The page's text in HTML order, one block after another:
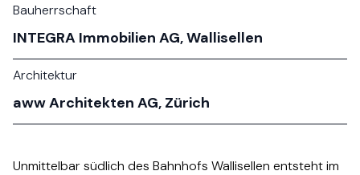
Bauherrschaft
INTEGRA Immobilien AG, Wallisellen​​​​‌ ‍ ​‍​‍‌‍ ‌ ​‍‌‍‍‌‌‍‌ ‌‍‍‌‌‍ ‍​‍​‍​ ‍‍​‍​‍‌ ​ ‌‍​‌‌‍ ‍‌‍‍‌‌ ‌​‌ ‍‌​‍ ‍‌‍‍‌‌‍ ​‍​‍​‍ ​​‍​‍‌‍‍​‌ ​‍‌‍‌‌‌‍‌‍​‍​‍​ ‍‍​‍​‍‌‍‍​‌ ‌​‌ ‌​‌ ​​​ ‍‍​‍ ​‍ ‌‍ ​‌‍ ‌‍​ ‌‍​‌‌‍ ​‌‍‍​‌‍ ‌ ​ ‌ ‌​​ ‍‍​ ​ ​ ​ ​ ​ ​ ​ ​‍ ‌‍‍‌‌‍ ‍‌ ‌​‌‍‌‌‌‍ ‍‌ ‌​​‍ ‌‍‌‌‌‍‌​‌‍‍‌‌ ‌​​‍ ‌‍ ‌‌‍ ‌‍‌​‌‍‌‌​ ‌‌ ​​‌ ​‍‌‍‌‌‌ ​ ‌‍‌‌‌‍ ‍‌ ‌​‌‍​‌‌ ‌​‌‍‍‌‌‍ ‌‍ ‍​ ‍ ‌‍‍‌‌‍‌​​ ‌​ ​‌‌‍‌‍‌‍​‍​ ‌‍‌‍​‌‌‍‌‍​ ‌‌‌‍‌‍​‍ ‌​ ‌‍​ ‌‌​ ‌‍​ ‌ ​‍ ‌​ ‌​‌‍‌​​ ​‍‌‍​‍​‍ ‌​ ‍‌​ ​‌​ ​​​ ​​​‍ ‌​ ‌‍‌‍‌‍​ ​‍​ ​​‌‍‌‍​ ​​​ ‍​​ ‍‌​ ​‌‌‍‌‍​ ​ ‌‍​ ​ ‍ ‌ ‌​‌ ‍‌‌ ​​‌‍‌‌​ ‌‌ ​​‌ ​‍‌‍ ‌‍‍‍‌‍‌‌‌‍​ ‌ ‌​​ ‍ ‌ ​​‌‍​‌‌ ‌​‌‍‍​​ ‌‌‍​‍‌ ‌‌‌‍‍‌‌‍ ​‌‍‌​‌‍‌‌‌ ​‍​‍‌‌​ ‌‌‌​​‍‌‌ ‌‍‍ ‌‍‌‌‌ ‍‌​‍‌‌​ ​ ‌​‌​​‍‌‌​ ​ ‌​‌​​‍‌‌​ ​‍​ ​‍‌‍‌​‌‍‌‌​‍‌‌​ ​‍​ ​‍​‍‌‌​ ‌‌‌​‌​​‍ ‍‌ ‌‍‌‍​‌‌‍ ​‌ ‌‌‌‍‌‌​ ‌‍​‍‌‍​‌‌ ​ ‌‍‌‌‌‌‌‌‌ ​‍‌‍ ​​ ‌‌‍‍​‌ ‌​‌ ‌​‌ ​​​‍‌‌​ ​ ‌​​‌​‍‌‌​ ​‍‌​‌‍​‍‌‌​ ​‍‌​‌‍‌‍ ​‌‍ ‌‍​ ‌‍​‌‌‍ ​‌‍‍​‌‍ ‌ ​ ‌ ‌​​‍‌‌​ ​ ‌​​‌​ ​ ​ ​ ​ ​ ​ ​ ​‍‌‍‌‍‍‌‌‍‌​​ ‌​ ​‌‌‍‌‍‌‍​‍​ ‌‍‌‍​‌‌‍‌‍​ ‌‌‌‍‌‍​‍ ‌​ ‌‍​ ‌‌​ ‌‍​ ‌ ​‍ ‌​ ‌​‌‍‌​​ ​‍‌‍​‍​‍ ‌​ ‍‌​ ​‌​ ​​​ ​​​‍ ‌​ ‌‍‌‍‌‍​ ​‍​ ​​‌‍‌‍​ ​​​ ‍​​ ‍‌​ ​‌‌‍‌‍​ ​ ‌‍​ ​‍‌‍‌ ‌​‌ ‍‌‌ ​​‌‍‌‌​ ‌‌ ​​‌ ​‍‌‍ ‌‍‍‍‌‍‌‌‌‍​ ‌ ‌​​‍‌‍‌ ​​‌‍​‌‌ ‌​‌‍‍​​ ‌‌‍​‍‌ ‌‌‌‍‍‌‌‍ ​‌‍‌​‌‍‌‌‌ ​‍​‍‌‌​ ‌‌‌​​‍‌‌ ‌‍‍ ‌‍‌‌‌ ‍‌​‍‌‌​ ​ ‌​‌​​‍‌‌​ ​ ‌​‌​​‍‌‌​ ​‍​ ​‍‌‍‌​‌‍‌‌​‍‌‌​ ​‍​ ​‍​‍‌‌​ ‌‌‌​‌​​‍ ‍‌ ‌‍‌‍​‌‌‍ ​‌ ‌‌‌‍‌‌​‍‌‍‌ ​​‌‍‌‌‌ ​‍‌ ​ ‌ ​​‌‍‌‌‌‍​ ‌ ‌​‌‍‍‌‌ ‌‍‌‍‌‌​ ‌‌ ​​‌ ‌‌‌‍​‍‌‍ ​‌‍‍‌‌ ​ ‌‍‍​‌‍‌‌‌‍‌​​‍​‍‌ ‌
Architektur
aww Architekten AG, Zürich​​​​‌ ‍ ​‍​‍‌‍ ‌ ​‍‌‍‍‌‌‍‌ ‌‍‍‌‌‍ ‍​‍​‍​ ‍‍​‍​‍‌ ​ ‌‍​‌‌‍ ‍‌‍‍‌‌ ‌​‌ ‍‌​‍ ‍‌‍‍‌‌‍ ​‍​‍​‍ ​​‍​‍‌‍‍​‌ ​‍‌‍‌‌‌‍‌‍​‍​‍​ ‍‍​‍​‍‌‍‍​‌ ‌​‌ ‌​‌ ​​​ ‍‍​‍ ​‍ ‌‍ ​‌‍ ‌‍​ ‌‍​‌‌‍ ​‌‍‍​‌‍ ‌ ​ ‌ ‌​​ ‍‍​ ​ ​ ​ ​ ​ ​ ​ ​‍ ‌‍‍‌‌‍ ‍‌ ‌​‌‍‌‌‌‍ ‍‌ ‌​​‍ ‌‍‌‌‌‍‌​‌‍‍‌‌ ‌​​‍ ‌‍ ‌‌‍ ‌‍‌​‌‍‌‌​ ‌‌ ​​‌ ​‍‌‍‌‌‌ ​ ‌‍‌‌‌‍ ‍‌ ‌​‌‍​‌‌ ‌​‌‍‍‌‌‍ ‌‍ ‍​ ‍ ‌‍‍‌‌‍‌​​ ‌​ ​‌‌‍‌‍‌‍​‍​ ‌‍‌‍​‌‌‍‌‍​ ‌‌‌‍‌‍​‍ ‌​ ‌‍​ ‌‌​ ‌‍​ ‌ ​‍ ‌​ ‌​‌‍‌​​ ​‍‌‍​‍​‍ ‌​ ‍‌​ ​‌​ ​​​ ​​​‍ ‌​ ‌‍‌‍‌‍​ ​‍​ ​​‌‍‌‍​ ​​​ ‍​​ ‍‌​ ​‌‌‍‌‍​ ​ ‌‍​ ​ ‍ ‌ ‌​‌ ‍‌‌ ​​‌‍‌‌​ ‌‌ ​​‌ ​‍‌‍ ‌‍‍‍‌‍‌‌‌‍​ ‌ ‌​​ ‍ ‌ ​​‌‍​‌‌ ‌​‌‍‍​​ ‌‌‍​‌‌ ​‍‌‍​ ‌‍‍​‌‍‍‌‌ ‌​‌‍‌‌‌‍​ ‌ ‌​​‍‌‌​ ‌‌‌​​‍‌‌ ‌‍‍ ‌‍‌‌‌ ‍‌​‍‌‌​ ​ ‌​‌​​‍‌‌​ ​ ‌​‌​​‍‌‌​ ​‍​ ​‍‌‍‌​‌‍‌‌​‍‌‌​ ​‍​ ​‍​‍‌‌​ ‌‌‌​‌​​‍ ‍‌ ‌‍‌‍​‌‌‍ ​‌ ‌‌‌‍‌‌​ ‌‍​‍‌‍​‌‌ ​ ‌‍‌‌‌‌‌‌‌ ​‍‌‍ ​​ ‌‌‍‍​‌ ‌​‌ ‌​‌ ​​​‍‌‌​ ​ ‌​​‌​‍‌‌​ ​‍‌​‌‍​‍‌‌​ ​‍‌​‌‍‌‍ ​‌‍ ‌‍​ ‌‍​‌‌‍ ​‌‍‍​‌‍ ‌ ​ ‌ ‌​​‍‌‌​ ​ ‌​​‌​ ​ ​ ​ ​ ​ ​ ​ ​‍‌‍‌‍‍‌‌‍‌​​ ‌​ ​‌‌‍‌‍‌‍​‍​ ‌‍‌‍​‌‌‍‌‍​ ‌‌‌‍‌‍​‍ ‌​ ‌‍​ ‌‌​ ‌‍​ ‌ ​‍ ‌​ ‌​‌‍‌​​ ​‍‌‍​‍​‍ ‌​ ‍‌​ ​‌​ ​​​ ​​​‍ ‌​ ‌‍‌‍‌‍​ ​‍​ ​​‌‍‌‍​ ​​​ ‍​​ ‍‌​ ​‌‌‍‌‍​ ​ ‌‍​ ​‍‌‍‌ ‌​‌ ‍‌‌ ​​‌‍‌‌​ ‌‌ ​​‌ ​‍‌‍ ‌‍‍‍‌‍‌‌‌‍​ ‌ ‌​​‍‌‍‌ ​​‌‍​‌‌ ‌​‌‍‍​​ ‌‌‍​‌‌ ​‍‌‍​ ‌‍‍​‌‍‍‌‌ ‌​‌‍‌‌‌‍​ ‌ ‌​​‍‌‌​ ‌‌‌​​‍‌‌ ‌‍‍ ‌‍‌‌‌ ‍‌​‍‌‌​ ​ ‌​‌​​‍‌‌​ ​ ‌​‌​​‍‌‌​ ​‍​ ​‍‌‍‌​‌‍‌‌​‍‌‌​ ​‍​ ​‍​‍‌‌​ ‌‌‌​‌​​‍ ‍‌ ‌‍‌‍​‌‌‍ ​‌ ‌‌‌‍‌‌​‍‌‍‌ ​​‌‍‌‌‌ ​‍‌ ​ ‌ ​​‌‍‌‌‌‍​ ‌ ‌​‌‍‍‌‌ ‌‍‌‍‌‌​ ‌‌ ​​‌ ‌‌‌‍​‍‌‍ ​‌‍‍‌‌ ​ ‌‍‍​‌‍‌‌‌‍‌​​‍​‍‌ ‌
Unmittelbar südlich des Bahnhofs Wallisellen entsteht im